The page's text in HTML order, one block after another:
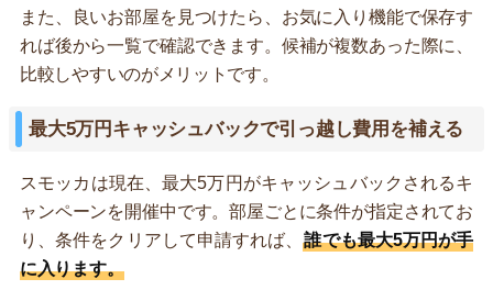
また、良いお部屋を見つけたら、お気に入り機能で保存す
れば後から一覧で確認できます。候補が複数あった際に、
比較しやすいのがメリットです。
最大5万円キャッシュバックで引っ越し費用を補える
スモッカは現在、最大5万円がキャッシュバックされるキ
ャンペーンを開催中です。部屋ごとに条件が指定されてお
り、条件をクリアして申請すれば、誰でも最大5万円が手
に入ります。